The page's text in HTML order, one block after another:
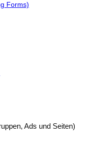
Forms)
Ads und Seiten)